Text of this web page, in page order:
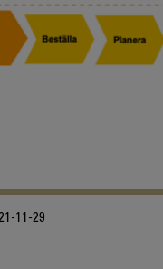
11-29